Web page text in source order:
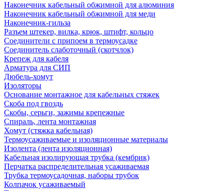
Наконечник кабельный обжимной для алюминия
Наконечник кабельный обжимной для меди
Наконечник-гильза
Разъем штекер, вилка, крюк, штифт, кольцо
Соединители с припоем в термоусадке
Соединитель слаботочный (скотчлок)
Крепеж для кабеля
Арматура для СИП
Дюбель-хомут
Изоляторы
Основание монтажное для кабельных стяжек
Скоба под гвоздь
Скобы, серьги, зажимы крепежные
Спираль, лента монтажная
Хомут (стяжка кабельная)
Термоусаживаемые и изоляционные материалы
Изолента (лента изоляционная)
Кабельная изолирующая трубка (кембрик)
Перчатка распределительная усаживаемая
Трубка термоусадочная, наборы трубок
Колпачок усаживаемый